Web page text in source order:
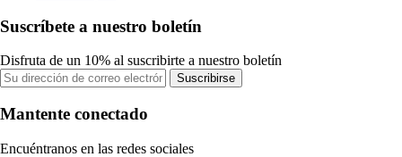
Suscríbete a nuestro boletín
Disfruta de un 10% al suscribirte a nuestro boletín
Suscribirse
Mantente conectado
Encuéntranos en las redes sociales